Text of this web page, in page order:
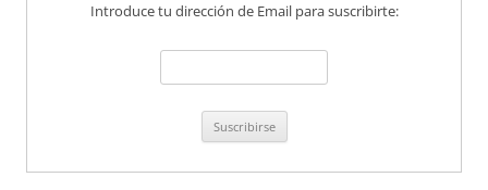
Introduce tu dirección de Email para suscribirte: